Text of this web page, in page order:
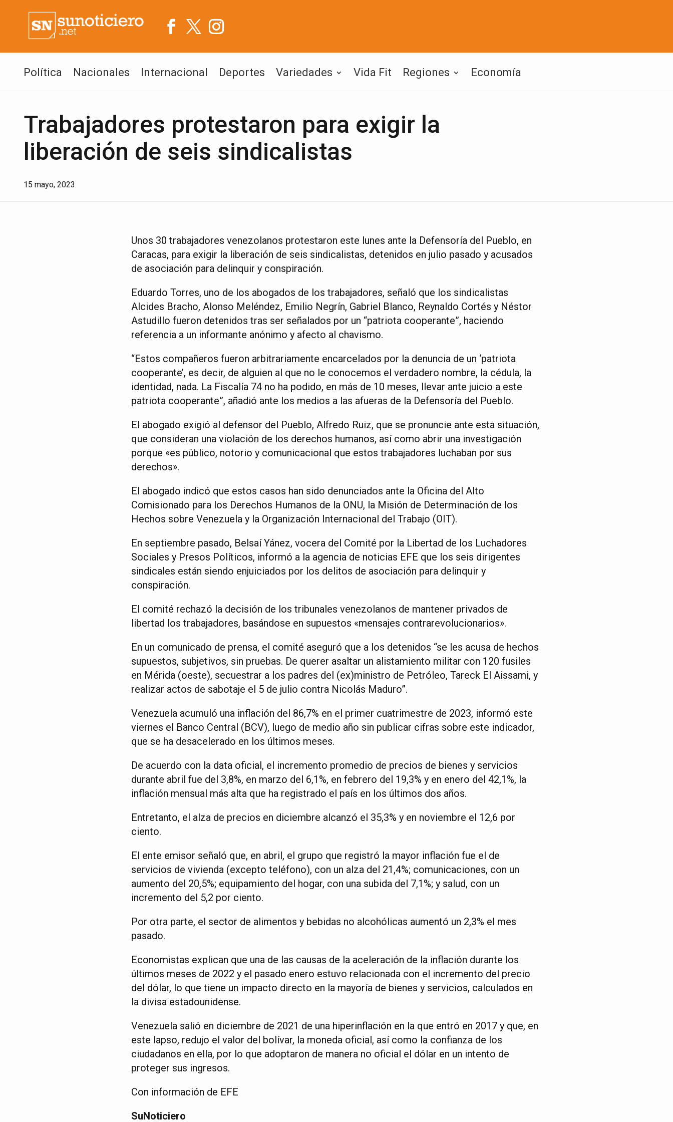
Política Nacionales Internacional Deportes Variedades Vida Fit Regiones Economía
Trabajadores protestaron para exigir la
liberación de seis sindicalistas
15 mayo, 2023
Unos 30 trabajadores venezolanos protestaron este lunes ante la Defensoría del Pueblo, en
Caracas, para exigir la liberación de seis sindicalistas, detenidos en julio pasado y acusados
de asociación para delinquir y conspiración.
Eduardo Torres, uno de los abogados de los trabajadores, señaló que los sindicalistas
Alcides Bracho, Alonso Meléndez, Emilio Negrín, Gabriel Blanco, Reynaldo Cortés y Néstor
Astudillo fueron detenidos tras ser señalados por un “patriota cooperante”, haciendo
referencia a un informante anónimo y afecto al chavismo.
“Estos compañeros fueron arbitrariamente encarcelados por la denuncia de un ‘patriota
cooperante’, es decir, de alguien al que no le conocemos el verdadero nombre, la cédula, la
identidad, nada. La Fiscalía 74 no ha podido, en más de 10 meses, llevar ante juicio a este
patriota cooperante”, añadió ante los medios a las afueras de la Defensoría del Pueblo.
El abogado exigió al defensor del Pueblo, Alfredo Ruiz, que se pronuncie ante esta situación,
que consideran una violación de los derechos humanos, así como abrir una investigación
porque «es público, notorio y comunicacional que estos trabajadores luchaban por sus
derechos».
El abogado indicó que estos casos han sido denunciados ante la Oficina del Alto
Comisionado para los Derechos Humanos de la ONU, la Misión de Determinación de los
Hechos sobre Venezuela y la Organización Internacional del Trabajo (OIT).
En septiembre pasado, Belsaí Yánez, vocera del Comité por la Libertad de los Luchadores
Sociales y Presos Políticos, informó a la agencia de noticias EFE que los seis dirigentes
sindicales están siendo enjuiciados por los delitos de asociación para delinquir y
conspiración.
El comité rechazó la decisión de los tribunales venezolanos de mantener privados de
libertad los trabajadores, basándose en supuestos «mensajes contrarevolucionarios».
En un comunicado de prensa, el comité aseguró que a los detenidos “se les acusa de hechos
supuestos, subjetivos, sin pruebas. De querer asaltar un alistamiento militar con 120 fusiles
en Mérida (oeste), secuestrar a los padres del (ex)ministro de Petróleo, Tareck El Aissami, y
realizar actos de sabotaje el 5 de julio contra Nicolás Maduro”.
Venezuela acumuló una inflación del 86,7% en el primer cuatrimestre de 2023, informó este
viernes el Banco Central (BCV), luego de medio año sin publicar cifras sobre este indicador,
que se ha desacelerado en los últimos meses.
De acuerdo con la data oficial, el incremento promedio de precios de bienes y servicios
durante abril fue del 3,8%, en marzo del 6,1%, en febrero del 19,3% y en enero del 42,1%, la
inflación mensual más alta que ha registrado el país en los últimos dos años.
Entretanto, el alza de precios en diciembre alcanzó el 35,3% y en noviembre el 12,6 por
ciento.
El ente emisor señaló que, en abril, el grupo que registró la mayor inflación fue el de
servicios de vivienda (excepto teléfono), con un alza del 21,4%; comunicaciones, con un
aumento del 20,5%; equipamiento del hogar, con una subida del 7,1%; y salud, con un
incremento del 5,2 por ciento.
Por otra parte, el sector de alimentos y bebidas no alcohólicas aumentó un 2,3% el mes
pasado.
Economistas explican que una de las causas de la aceleración de la inflación durante los
últimos meses de 2022 y el pasado enero estuvo relacionada con el incremento del precio
del dólar, lo que tiene un impacto directo en la mayoría de bienes y servicios, calculados en
la divisa estadounidense.
Venezuela salió en diciembre de 2021 de una hiperinflación en la que entró en 2017 y que, en
este lapso, redujo el valor del bolívar, la moneda oficial, así como la confianza de los
ciudadanos en ella, por lo que adoptaron de manera no oficial el dólar en un intento de
proteger sus ingresos.
Con información de EFE
SuNoticiero